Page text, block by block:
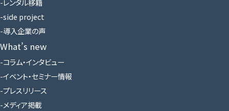
レンタル移籍
side project
導入企業の声
What’s new
コラム・インタビュー
イベント・セミナー情報
プレスリリース
メディア掲載